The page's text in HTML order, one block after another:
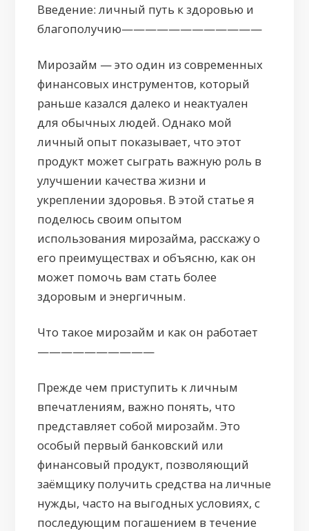
Введение: личный путь к здоровью и
благополучию————————————
Мирозайм — это один из современных
финансовых инструментов, который
раньше казался далеко и неактуален
для обычных людей. Однако мой
личный опыт показывает, что этот
продукт может сыграть важную роль в
улучшении качества жизни и
укреплении здоровья. В этой статье я
поделюсь своим опытом
использования мирозайма, расскажу о
его преимуществах и объясню, как он
может помочь вам стать более
здоровым и энергичным.
Что такое мирозайм и как он работает
——————————
Прежде чем приступить к личным
впечатлениям, важно понять, что
представляет собой мирозайм. Это
особый первый банковский или
финансовый продукт, позволяющий
заёмщику получить средства на личные
нужды, часто на выгодных условиях, с
последующим погашением в течение